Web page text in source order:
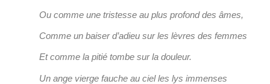
Ou comme une tristesse au plus profond des âmes,
Comme un baiser d’adieu sur les lèvres des femmes
Et comme la pitié tombe sur la douleur.
Un ange vierge fauche au ciel les lys immenses